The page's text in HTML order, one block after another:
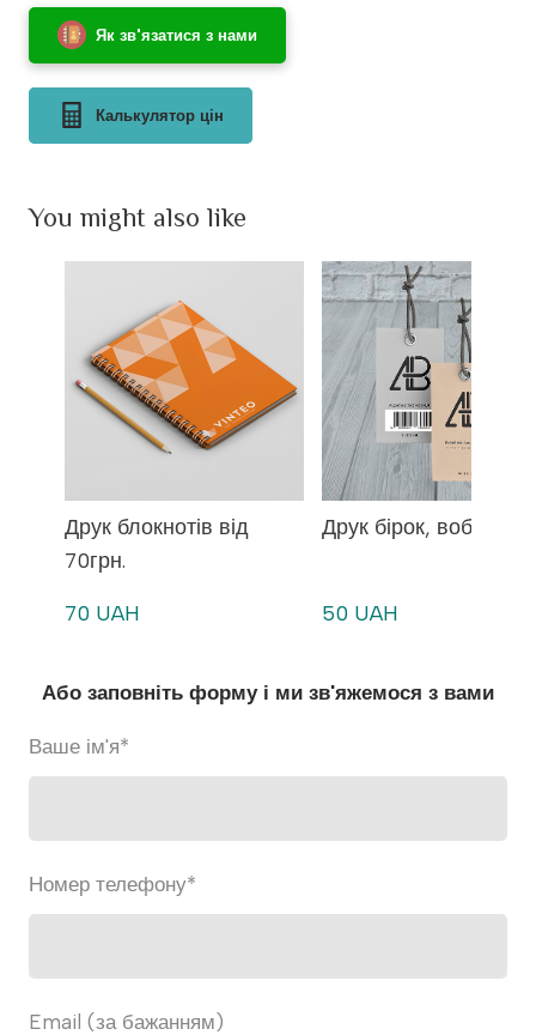
Як зв'язатися з нами
Калькулятор цін
You might also like
Друк блокнотів від
70грн.
70 UAH
Друк бірок, воблерів
50 UAH
Або заповніть форму і ми зв'яжемося з вами
Ваше ім'я*
Номер телефону*
Email (за бажанням)